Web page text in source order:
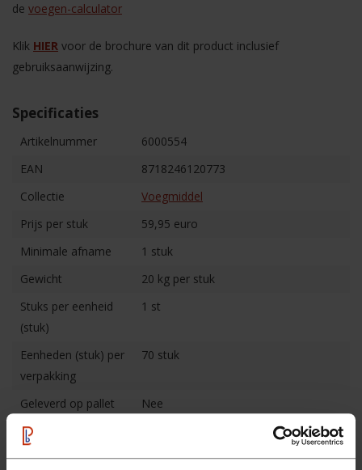
de voegen-calculator
Klik HIER voor de brochure van dit product inclusief
gebruiksaanwijzing.
Specificaties
Artikelnummer
6000554
EAN
8718246120773
Collectie
Voegmiddel
Prijs per stuk
59,95 euro
Minimale afname
1 stuk
Gewicht
20 kg per stuk
Stuks per eenheid
(stuk)
1 st
Eenheden (stuk) per
verpakking
70 stuk
Geleverd op pallet
Nee
Kenmerken